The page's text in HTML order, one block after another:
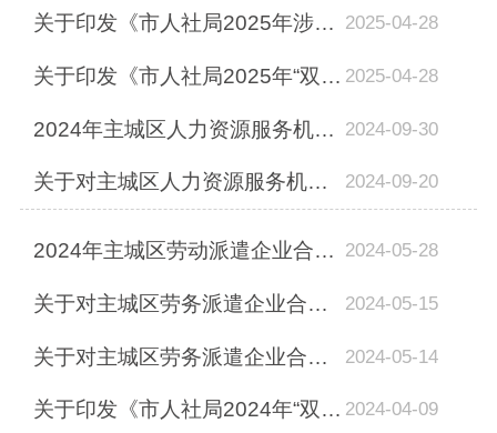
关于印发《市人社局2025年涉企信息归集与共享工作实施方案》的通知 2025-04-28
关于印发《市人社局2025年“双随机、一公开”监管工作计划》的通知 2025-04-28
2024年主城区人力资源服务机构合法经营情况检查结果公示 2024-09-30
关于对主城区人力资源服务机构合法经营情况进行部门内部随机检查的通知 2024-09-20
2024年主城区劳动派遣企业合法经营情况检查结果公示 2024-05-28
关于对主城区劳务派遣企业合法经营情况进行部门内部随机检查的通知 2024-05-15
关于对主城区劳务派遣企业合法经营情况进行部门内部随机检查的通知 2024-05-14
关于印发《市人社局2024年“双随机、一公开”监管和涉企信息归集与共享工作计划》... 2024-04-09